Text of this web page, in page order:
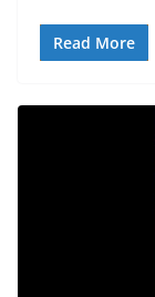
Read More